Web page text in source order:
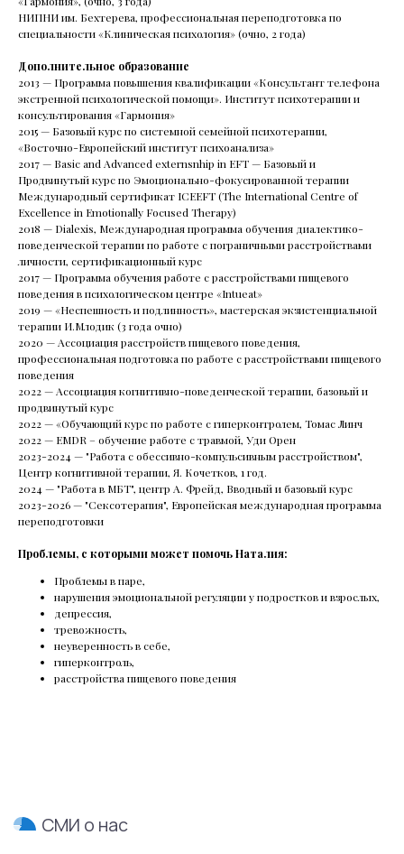
НИПНИ им. Бехтерева, профессиональная переподготовка по
специальности «Клиническая психология» (очно, 2 года)
Дополнительное образование
2013 — Программа повышения квалификации «Консультант телефона
экстренной психологической помощи». Институт психотерапии и
консультирования «Гармония»
2015 — Базовый курс по системной семейной психотерапии,
«Восточно-Европейский институт психоанализа»
2017 — Basic and Advanced externsnhip in EFT — Базовый и
Продвинутый курс по Эмоционально-фокусированной терапии
Международный сертификат ICEEFT (The International Centre of
Excellence in Emotionally Focused Therapy)
2018 — Dialexis, Международная программа обучения диалектико-
поведенческой терапии по работе с пограничными расстройствами
личности, сертификационный курс
2017 — Программа обучения работе с расстройствами пищевого
поведения в психологическом центре «Intueat»
2019 — «Неспешность и подлинность», мастерская экзистенциальной
терапии И.Млодик (3 года очно)
2020 — Ассоциация расстройств пищевого поведения,
профессиональная подготовка по работе с расстройствами пищевого
поведения
2022 — Ассоциация когнитивно-поведенческой терапии, базовый и
продвинутый курс
2022 — «Обучающий курс по работе с гиперконтролем, Томас Линч
2022 — EMDR – обучение работе с травмой, Уди Орен
2023-2024 — "Работа с обессивно-компульсивным расстройством",
Центр когнитивной терапии, Я. Кочетков, 1 год.
2024 — "Работа в МБТ", центр А. Фрейд, Вводный и базовый курс
2023-2026 — "Сексотерапия", Европейская международная программа
переподготовки
Проблемы, с которыми может помочь Наталия:
Проблемы в паре,
нарушения эмоциональной регуляции у подростков и взрослых,
депрессия,
тревожность,
неуверенность в себе,
гиперконтроль,
расстройства пищевого поведения
Читать все статьи
Направления